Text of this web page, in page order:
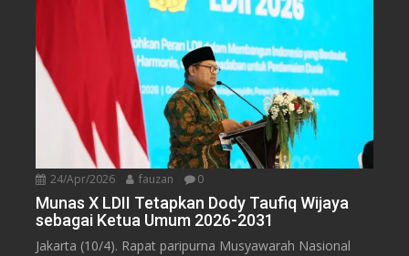
24/Apr/2026 fauzan 0
Munas X LDII Tetapkan Dody Taufiq Wijaya
sebagai Ketua Umum 2026-2031
Jakarta (10/4). Rapat paripurna Musyawarah Nasional